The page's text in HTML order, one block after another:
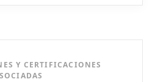
Y CERTIFICACIONES